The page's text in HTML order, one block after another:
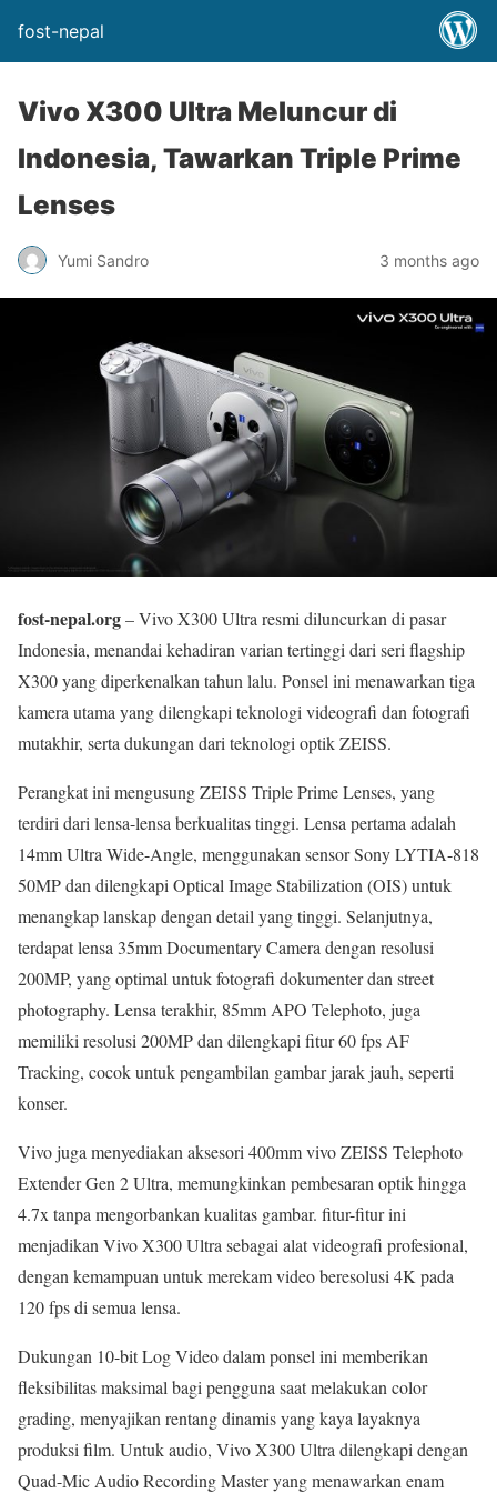
fost-nepal
Vivo X300 Ultra Meluncur di
Indonesia, Tawarkan Triple Prime
Lenses
Yumi Sandro 3 months ago
fost-nepal.org– Vivo X300 Ultra resmi diluncurkan di pasar
Indonesia, menandai kehadiran varian tertinggi dari seri flagship
X300 yang diperkenalkan tahun lalu. Ponsel ini menawarkan tiga
kamera utama yang dilengkapi teknologi videografi dan fotografi
mutakhir, serta dukungan dari teknologi optik ZEISS.
Perangkat ini mengusung ZEISS Triple Prime Lenses, yang
terdiri dari lensa-lensa berkualitas tinggi. Lensa pertama adalah
14mm Ultra Wide-Angle, menggunakan sensor Sony LYTIA-818
50MP dan dilengkapi Optical Image Stabilization (OIS) untuk
menangkap lanskap dengan detail yang tinggi. Selanjutnya,
terdapat lensa 35mm Documentary Camera dengan resolusi
200MP, yang optimal untuk fotografi dokumenter dan street
photography. Lensa terakhir, 85mm APO Telephoto, juga
memiliki resolusi 200MP dan dilengkapi fitur 60 fps AF
Tracking, cocok untuk pengambilan gambar jarak jauh, seperti
konser.
Vivo juga menyediakan aksesori 400mm vivo ZEISS Telephoto
Extender Gen 2 Ultra, memungkinkan pembesaran optik hingga
4.7x tanpa mengorbankan kualitas gambar. fitur-fitur ini
menjadikan Vivo X300 Ultra sebagai alat videografi profesional,
dengan kemampuan untuk merekam video beresolusi 4K pada
120 fps di semua lensa.
Dukungan 10-bit Log Video dalam ponsel ini memberikan
fleksibilitas maksimal bagi pengguna saat melakukan color
grading, menyajikan rentang dinamis yang kaya layaknya
produksi film. Untuk audio, Vivo X300 Ultra dilengkapi dengan
Quad-Mic Audio Recording Master yang menawarkan enam